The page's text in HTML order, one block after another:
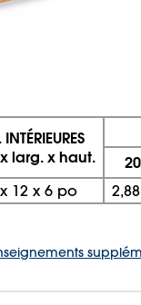
larg. x haut.
20
x 12 x 6 po